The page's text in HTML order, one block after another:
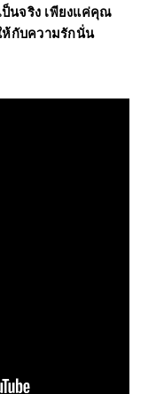
นจริง เพียงแค่คุณ
กับความรักนั่น